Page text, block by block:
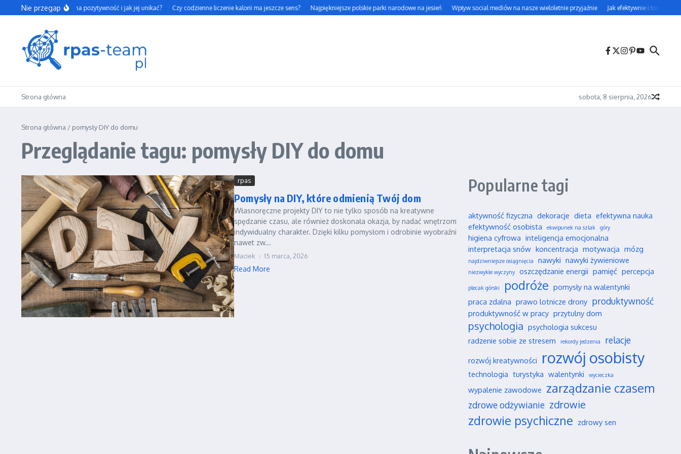
Przejdź do treści
Nie przegap
Czym jest toksyczna pozytywność i jak jej unikać? Czy codzienne liczenie kalorii ma jeszcze sens? Najpiękniejsze polskie parki narodowe na jesień Wpływ social mediów na nasze wieloletnie przyjaźnie Jak efektywnie i trwale
Strona główna sobota, 8 sierpnia, 2026
Strona główna / pomysły DIY do domu
Przeglądanie tagu: pomysły DIY do domu
rpas
Pomysły na DIY, które odmienią Twój dom
Własnoręczne projekty DIY to nie tylko sposób na kreatywne
spędzanie czasu, ale również doskonała okazja, by nadać wnętrzom
indywidualny charakter. Dzięki kilku pomysłom i odrobinie wyobraźni
nawet zw...
Maciek 15 marca, 2026
Read More
Popularne tagi
aktywność fizyczna dekoracje dieta efektywna nauka
efektywność osobista
ekwipunek na szlak góry
higiena cyfrowa inteligencja emocjonalna
interpretacja snów koncentracja motywacja mózg
najdziwniejsze osiągnięcia nawyki nawyki żywieniowe
niezwykłe wyczyny oszczędzanie energii pamięć percepcja
plecak górski podróże pomysły na walentynki
praca zdalna prawo lotnicze drony produktywność
produktywność w pracy przytulny dom
psychologia psychologia sukcesu
radzenie sobie ze stresem
rekordy jedzenia relacje
rozwój kreatywności rozwój osobisty
technologia turystyka walentynki wycieczka
wypalenie zawodowe zarządzanie czasem
zdrowe odżywianie zdrowie
zdrowie psychiczne zdrowy sen